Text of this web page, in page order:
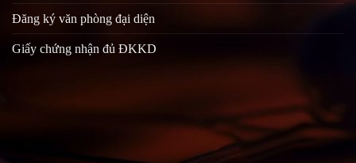
Đăng ký văn phòng đại diện
Giấy chứng nhận đủ ĐKKD